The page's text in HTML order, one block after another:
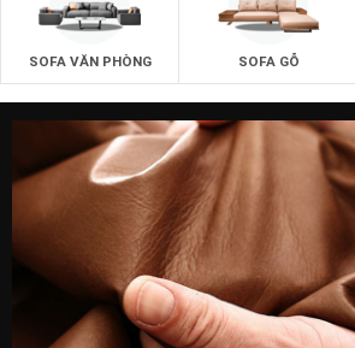
SOFA VĂN PHÒNG SOFA GỖ